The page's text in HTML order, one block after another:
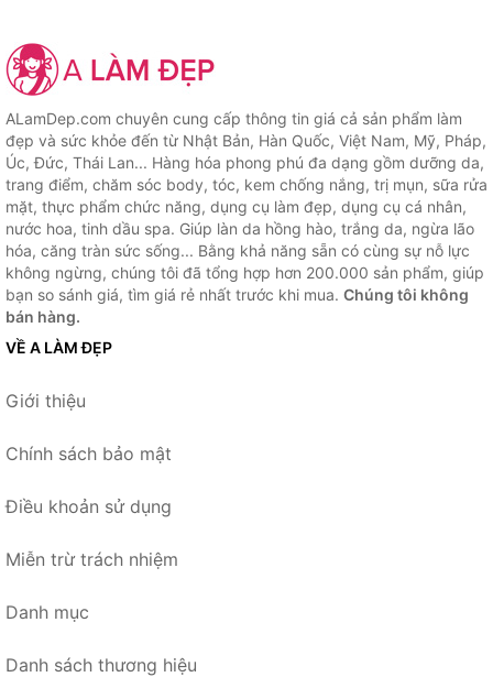
ALamDep.com chuyên cung cấp thông tin giá cả sản phẩm làm
đẹp và sức khỏe đến từ Nhật Bản, Hàn Quốc, Việt Nam, Mỹ, Pháp,
Úc, Đức, Thái Lan... Hàng hóa phong phú đa dạng gồm dưỡng da,
trang điểm, chăm sóc body, tóc, kem chống nắng, trị mụn, sữa rửa
mặt, thực phẩm chức năng, dụng cụ làm đẹp, dụng cụ cá nhân,
nước hoa, tinh dầu spa. Giúp làn da hồng hào, trắng da, ngừa lão
hóa, căng tràn sức sống... Bằng khả năng sẵn có cùng sự nỗ lực
không ngừng, chúng tôi đã tổng hợp hơn 200.000 sản phẩm, giúp
bạn so sánh giá, tìm giá rẻ nhất trước khi mua. Chúng tôi không
bán hàng.
VỀ A LÀM ĐẸP
Giới thiệu
Chính sách bảo mật
Điều khoản sử dụng
Miễn trừ trách nhiệm
Danh mục
Danh sách thương hiệu